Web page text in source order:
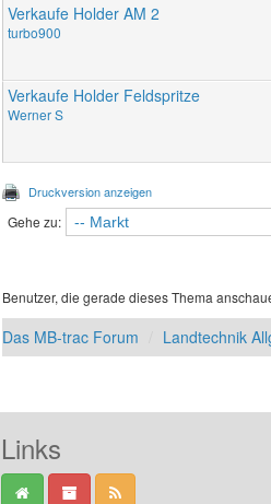
Verkaufe Holder AM 2
turbo900
Verkaufe Holder Feldspritze
Werner S
Druckversion anzeigen
Gehe zu:
Benutzer, die gerade dieses Thema
Das MB-trac Forum Landtechnik
Links